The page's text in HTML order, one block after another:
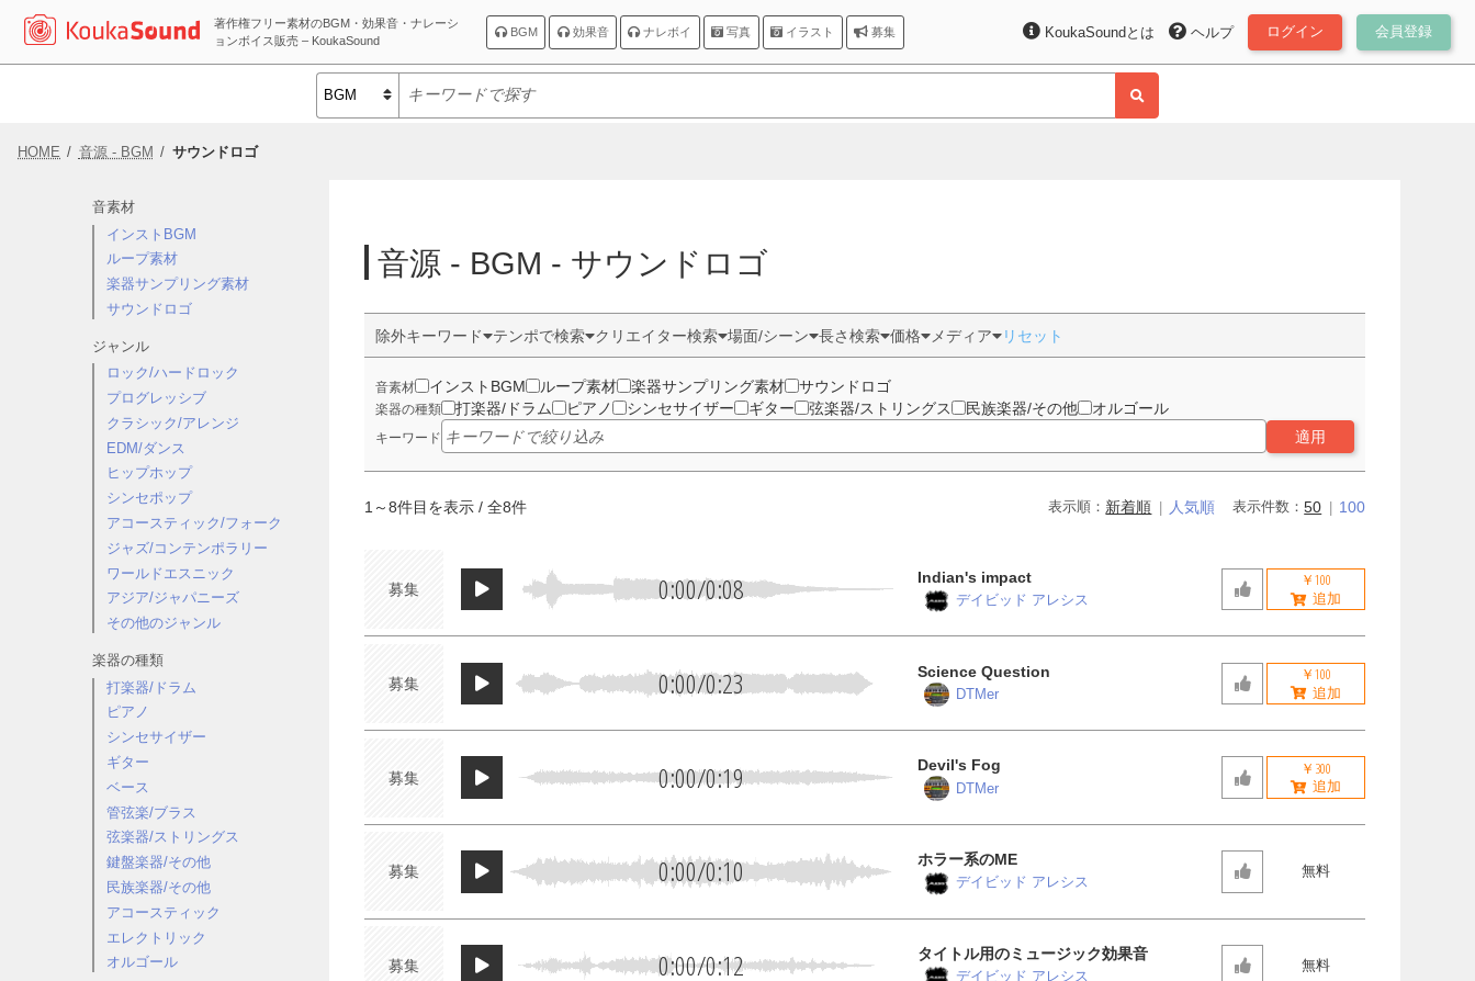
著作権フリー素材のBGM・効果音・ナレーシ
ョンボイス販売 – KoukaSound
BGM 効果音 ナレボイ 写真 イラスト 募集 ログイン 会員登録
ヘルプ
KoukaSoundとは
HOME 音源 - BGM サウンドロゴ
音素材
インストBGM
ループ素材
楽器サンプリング素材
サウンドロゴ
ジャンル
ロック/ハードロック
プログレッシブ
クラシック/アレンジ
EDM/ダンス
ヒップホップ
シンセポップ
アコースティック/フォーク
ジャズ/コンテンポラリー
ワールドエスニック
アジア/ジャパニーズ
その他のジャンル
楽器の種類
打楽器/ドラム
ピアノ
シンセサイザー
ギター
ベース
管弦楽/ブラス
弦楽器/ストリングス
鍵盤楽器/その他
民族楽器/その他
アコースティック
エレクトリック
オルゴール
音源 - BGM - サウンドロゴ
除外キーワード テンポで検索 クリエイター検索 場面/シーン 長さ検索 価格 メディア リセット
音素材 インストBGM ループ素材 楽器サンプリング素材 サウンドロゴ
楽器の種類 打楽器/ドラム ピアノ シンセサイザー ギター 弦楽器/ストリングス 民族楽器/その他 オルゴール
キーワード 適用
1 ～8件目を表示 / 全8件 表示順： 新着順 人気順 表示件数：50 100
募集 0:00/0:08 Indian's impact
デイビッド アレシス
￥100
募集 0:00/0:23 Science Question
DTMer
￥100
募集 0:00/0:19 Devil's Fog
DTMer
￥300
募集 0:00/0:10 ホラー系のME
デイビッド アレシス
無料
募集 0:00/0:12 タイトル用のミュージック効果音
デイビッド アレシス
無料